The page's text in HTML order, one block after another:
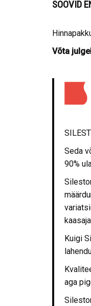
SOOVID
Võta
Seda
90%
Kuigi
aga